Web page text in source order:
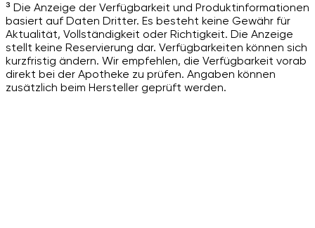
³ Die Anzeige der Verfügbarkeit und Produktinformationen
basiert auf Daten Dritter. Es besteht keine Gewähr für
Aktualität, Vollständigkeit oder Richtigkeit. Die Anzeige
stellt keine Reservierung dar. Verfügbarkeiten können sich
kurzfristig ändern. Wir empfehlen, die Verfügbarkeit vorab
direkt bei der Apotheke zu prüfen. Angaben können
zusätzlich beim Hersteller geprüft werden.